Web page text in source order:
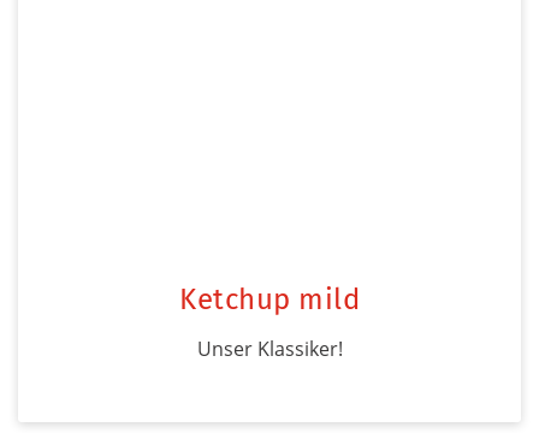
Ketchup mild
Unser Klassiker!